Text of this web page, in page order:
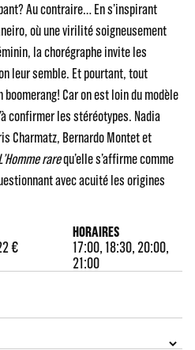
Au contraire… En s’inspirant
où une virilité soigneusement
la chorégraphe invite les
leur semble. Et pourtant, tout
Car on est loin du modèle
confirmer les stéréotypes. Nadia
Charmatz, Bernardo Montet et
rarequ’elle s’affirme comme
avec acuité les origines
€
HORAIRES
17:00, 18:30, 20:00,
21:00